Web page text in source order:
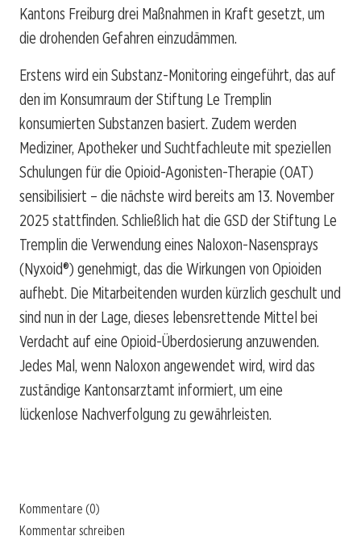
Kantons Freiburg drei Maßnahmen in Kraft gesetzt, um
die drohenden Gefahren einzudämmen.
Erstens wird ein Substanz-Monitoring eingeführt, das auf
den im Konsumraum der Stiftung Le Tremplin
konsumierten Substanzen basiert. Zudem werden
Mediziner, Apotheker und Suchtfachleute mit speziellen
Schulungen für die Opioid-Agonisten-Therapie (OAT)
sensibilisiert – die nächste wird bereits am 13. November
2025 stattfinden. Schließlich hat die GSD der Stiftung Le
Tremplin die Verwendung eines Naloxon-Nasensprays
(Nyxoid®) genehmigt, das die Wirkungen von Opioiden
aufhebt. Die Mitarbeitenden wurden kürzlich geschult und
sind nun in der Lage, dieses lebensrettende Mittel bei
Verdacht auf eine Opioid-Überdosierung anzuwenden.
Jedes Mal, wenn Naloxon angewendet wird, wird das
zuständige Kantonsarztamt informiert, um eine
lückenlose Nachverfolgung zu gewährleisten.
Kommentare (0)
Kommentar schreiben